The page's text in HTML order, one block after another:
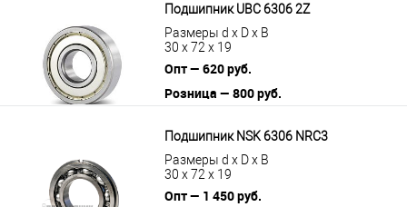
Подшипник UBC 6306 2Z
Размеры d x D x B
30 x 72 x 19
Опт — 620 руб.
Розница — 800 руб.
Подшипник NSK 6306 NRC3
Размеры d x D x B
30 x 72 x 19
Опт — 1 450 руб.